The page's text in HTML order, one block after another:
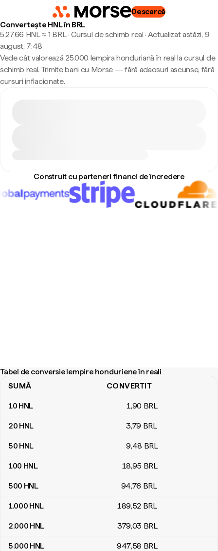
Descarcă
Convertește HNL în BRL
5,2766 HNL ≈ 1 BRL · Cursul de schimb real · Actualizat astăzi, 9
august, 7:48
Vede cât valorează 25.000 lempira honduriană în real la cursul de
schimb real. Trimite bani cu Morse — fără adaosuri ascunse, fără
cursuri inflacionate.
Construit cu parteneri financi de încredere
Tabel de conversie lempire honduriene în reali
Tabel de conversie lempire honduriene în reali
SUMĂ CONVERTIT
10 HNL 1,90 BRL
20 HNL 3,79 BRL
50 HNL 9,48 BRL
100 HNL 18,95 BRL
500 HNL 94,76 BRL
1.000 HNL 189,52 BRL
2.000 HNL 379,03 BRL
5.000 HNL 947,58 BRL